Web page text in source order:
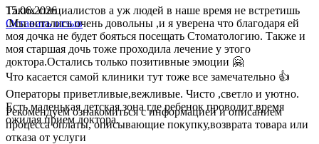
Таких специалистов а уж людей в наше время не встретишь
.Мы остались очень довольны ,и я уверена что благодаря ей
моя дочка не будет бояться посещать Стоматологию. Также и
моя старшая дочь тоже проходила лечение у этого
доктора.Остались только позитивные эмоции 🤗
Что касается самой клиники тут тоже все замечательно 👍
Операторы приветливые,вежливые. Чисто ,светло и уютно.
Есть маленькая детская зона где ребенок проводит время
ожидая прием доктора.
15.06.2026
Оставить отзыв
Рекомендуем ознакомиться с информацией и описанием
процессa оплаты, описывающие покупку,возврата товара или
отказа от услуги